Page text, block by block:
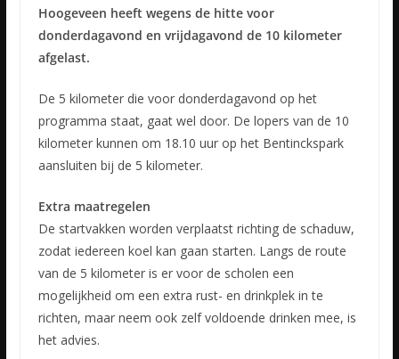
Hoogeveen heeft wegens de hitte voor
donderdagavond en vrijdagavond de 10 kilometer
afgelast.
De 5 kilometer die voor donderdagavond op het
programma staat, gaat wel door. De lopers van de 10
kilometer kunnen om 18.10 uur op het Bentinckspark
aansluiten bij de 5 kilometer.
Extra maatregelen
De startvakken worden verplaatst richting de schaduw,
zodat iedereen koel kan gaan starten. Langs de route
van de 5 kilometer is er voor de scholen een
mogelijkheid om een extra rust- en drinkplek in te
richten, maar neem ook zelf voldoende drinken mee, is
het advies.